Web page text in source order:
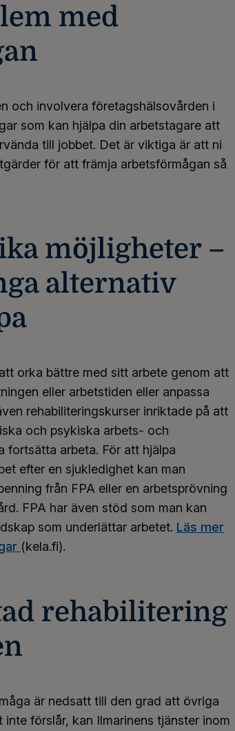
med
och involvera företagshälsovården i
som kan hjälpa din arbetstagare att
till jobbet. Det är viktiga är att ni
för att främja arbetsförmågan så
möjligheter –
alternativ
orka bättre med sitt arbete genom att
eller arbetstiden eller anpassa
rehabiliteringskurser inriktade på att
och psykiska arbets- och
fortsätta arbeta. För att hjälpa
efter en sjukledighet kan man
från FPA eller en arbetsprövning
FPA har även stöd som man kan
som underlättar arbetet. Läs mer
(kela.fi).
rehabilitering
är nedsatt till den grad att övriga
förslår, kan Ilmarinens tjänster inom